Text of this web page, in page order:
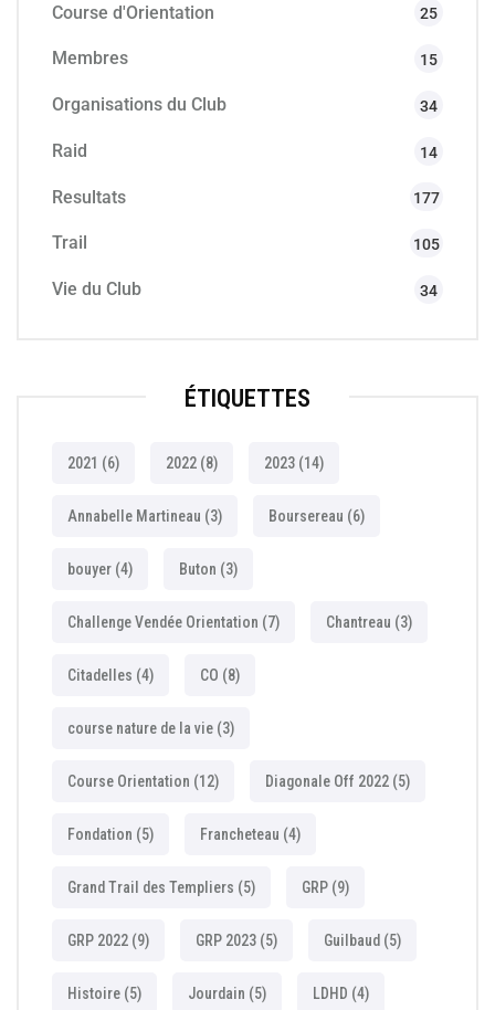
Course d'Orientation 25
Membres 15
Organisations du Club 34
Raid 14
Resultats 177
Trail 105
Vie du Club 34
ÉTIQUETTES
2021 (6) 2022 (8) 2023 (14)
Annabelle Martineau (3) Boursereau (6)
bouyer (4) Buton (3)
Challenge Vendée Orientation (7) Chantreau (3)
Citadelles (4) CO (8)
course nature de la vie (3)
Course Orientation (12) Diagonale Off 2022 (5)
Fondation (5) Francheteau (4)
Grand Trail des Templiers (5) GRP (9)
GRP 2022 (9) GRP 2023 (5) Guilbaud (5)
Histoire (5) Jourdain (5) LDHD (4)